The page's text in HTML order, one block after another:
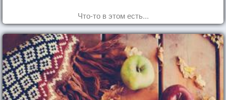
Что-то в этом есть...